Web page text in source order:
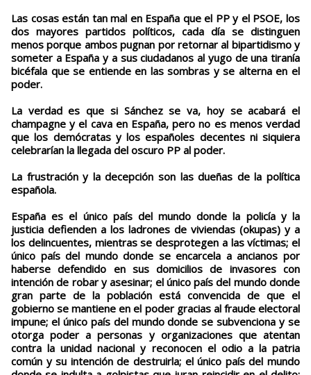
Las cosas están tan mal en España que el PP y el PSOE, los
dos mayores partidos políticos, cada día se distinguen
menos porque ambos pugnan por retornar al bipartidismo y
someter a España y a sus ciudadanos al yugo de una tiranía
bicéfala que se entiende en las sombras y se alterna en el
poder.
La verdad es que si Sánchez se va, hoy se acabará el
champagne y el cava en España, pero no es menos verdad
que los demócratas y los españoles decentes ni siquiera
celebrarían la llegada del oscuro PP al poder.
La frustración y la decepción son las dueñas de la política
española.
España es el único país del mundo donde la policía y la
justicia defienden a los ladrones de viviendas (okupas) y a
los delincuentes, mientras se desprotegen a las víctimas; el
único país del mundo donde se encarcela a ancianos por
haberse defendido en sus domicilios de invasores con
intención de robar y asesinar; el único país del mundo donde
gran parte de la población está convencida de que el
gobierno se mantiene en el poder gracias al fraude electoral
impune; el único país del mundo donde se subvenciona y se
otorga poder a personas y organizaciones que atentan
contra la unidad nacional y reconocen el odio a la patria
común y su intención de destruirla; el único país del mundo